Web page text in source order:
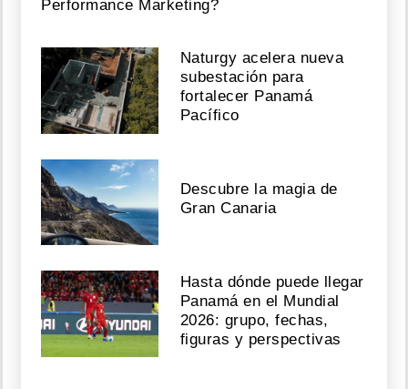
Performance Marketing?
Naturgy acelera nueva
subestación para
fortalecer Panamá
Pacífico
Descubre la magia de
Gran Canaria
Hasta dónde puede llegar
Panamá en el Mundial
2026: grupo, fechas,
figuras y perspectivas